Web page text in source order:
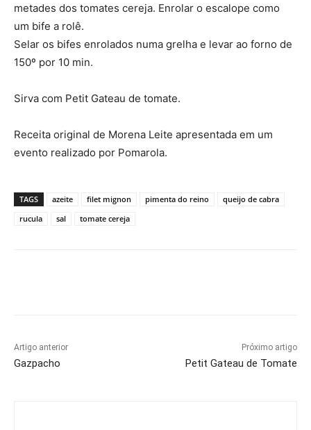
metades dos tomates cereja. Enrolar o escalope como
um bife a rolê.
Selar os bifes enrolados numa grelha e levar ao forno de
150º por 10 min.
Sirva com Petit Gateau de tomate.
Receita original de Morena Leite apresentada em um
evento realizado por Pomarola.
TAGS azeite filet mignon pimenta do reino
queijo de cabra
rucula
sal tomate cereja
Artigo anterior
Gazpacho
Próximo artigo
Petit Gateau de Tomate